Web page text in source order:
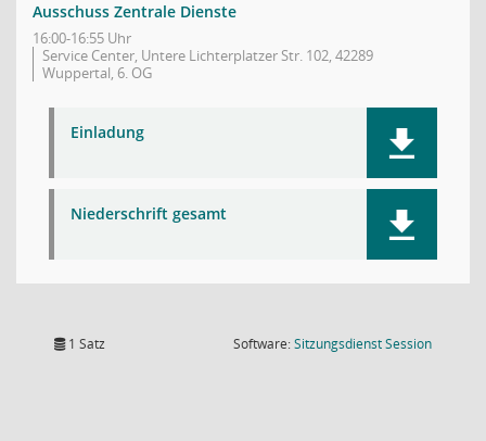
Ausschuss Zentrale Dienste
16:00-16:55 Uhr
Service Center, Untere Lichterplatzer Str. 102, 42289
Wuppertal, 6. OG
Einladung
Niederschrift gesamt
1 Satz Software:SitzungsdienstSession(Wird in